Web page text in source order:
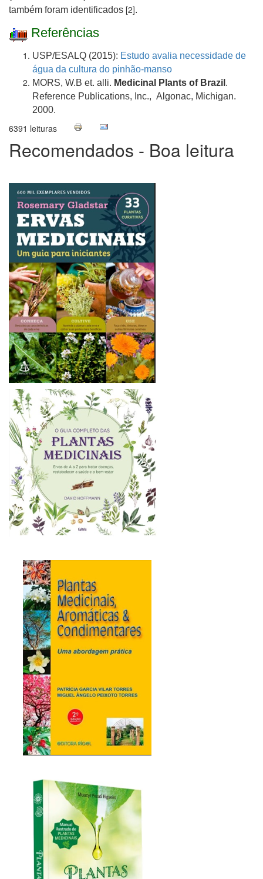
também foram identificados [2].
Referências
USP/ESALQ (2015): Estudo avalia necessidade de
água da cultura do pinhão-manso
MORS, W.B et. alli. Medicinal Plants of Brazil .
Reference Publications, Inc., Algonac, Michigan.
2000.
6391 leituras
Recomendados - Boa leitura